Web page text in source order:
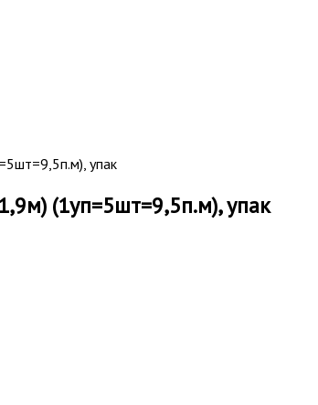
упак
(1уп=5шт=9,5п.м), упак